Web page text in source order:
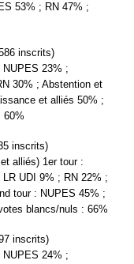
53% ; RN 47% ;
inscrits)
NUPES 23% ;
30% ; Abstention et
et alliés 50% ;
60%
inscrits)
alliés) 1er tour :
UDI 9% ; RN 22% ;
tour : NUPES 45% ;
blancs/nuls : 66%
inscrits)
NUPES 24% ;